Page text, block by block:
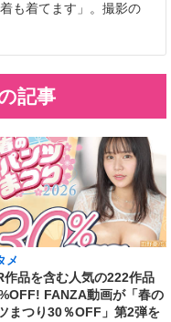
も着てます」。撮影の
記事
メ
作品を含む人気の222作品
FANZA動画が「春の
まつり30％OFF」第2弾を